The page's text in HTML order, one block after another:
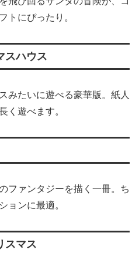
トにぴったり。
スハウス
みたいに遊べる豪華版。紙人
く遊べます。
ファンタジーを描く一冊。ち
ョンに最適。
スマス